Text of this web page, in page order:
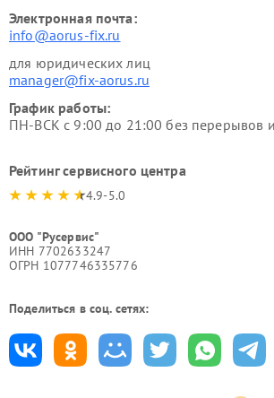
Электронная почта:
info@aorus-fix.ru
для юридических лиц
manager@fix-aorus.ru
График работы:
ПН-ВСК с 9:00 до 21:00 без перерывов
Рейтинг сервисного центра
4.9-5.0
ООО "Русервис"
ИНН 7702633247
ОГРН 1077746335776
Поделиться в соц. сетях: